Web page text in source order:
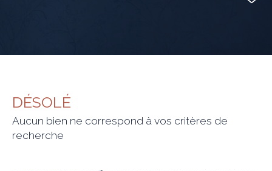
DÉSOLÉ
Aucun bien ne correspond à vos critères de
recherche